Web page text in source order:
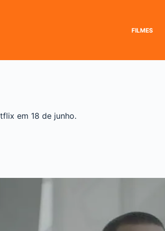
FILMES
em 18 de junho.